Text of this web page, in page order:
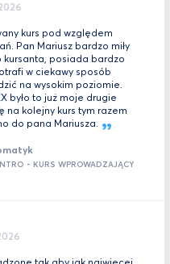
kurs pod względem
Pan Mariusz bardzo miły
kursanta, posiada bardzo
w ciekawy sposób
na wysokim poziomie.
było to już moje drugie
na kolejny kurs tym razem
do pana Mariusza.
- KURS WPROWADZAJĄCY